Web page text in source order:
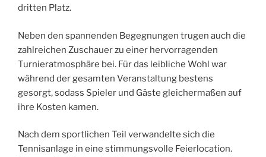
dritten Platz.
Neben den spannenden Begegnungen trugen auch die
zahlreichen Zuschauer zu einer hervorragenden
Turnieratmosphäre bei. Für das leibliche Wohl war
während der gesamten Veranstaltung bestens
gesorgt, sodass Spieler und Gäste gleichermaßen auf
ihre Kosten kamen.
Nach dem sportlichen Teil verwandelte sich die
Tennisanlage in eine stimmungsvolle Feierlocation.